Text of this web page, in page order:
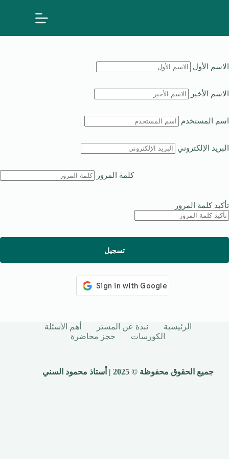
الاسم الأول
الاسم الأخير
اسم المستخدم
البريد الإلكتروني
كلمة المرور
تأكيد كلمة المرور
تسجيل
الرئيسية نبذة عن المستر
أهم الأسئلة
الكورسات
حجز محاضرة
جميع الحقوق محفوظة © 2025 | أستاذ محمود السني